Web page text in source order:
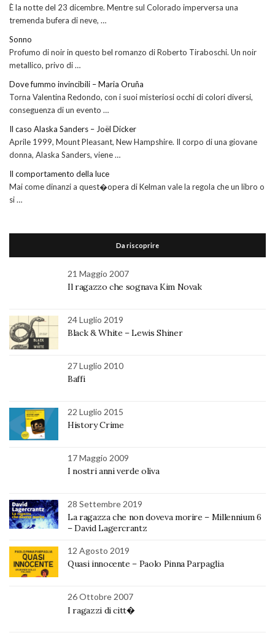
È la notte del 23 dicembre. Mentre sul Colorado imperversa una
tremenda bufera di neve, …
Sonno
Profumo di noir in questo bel romanzo di Roberto Tiraboschi. Un noir
metallico, privo di …
Dove fummo invincibili – Maria Oruña
Torna Valentina Redondo, con i suoi misteriosi occhi di colori diversi,
conseguenza di un evento …
Il caso Alaska Sanders – Joël Dicker
Aprile 1999, Mount Pleasant, New Hampshire. Il corpo di una giovane
donna, Alaska Sanders, viene …
Il comportamento della luce
Mai come dinanzi a quest�opera di Kelman vale la regola che un libro o
si …
Da riscoprire
21 Maggio 2007
Il ragazzo che sognava Kim Novak
24 Luglio 2019
Black & White – Lewis Shiner
27 Luglio 2010
Baffi
22 Luglio 2015
History Crime
17 Maggio 2009
I nostri anni verde oliva
28 Settembre 2019
La ragazza che non doveva morire – Millennium 6
– David Lagercrantz
12 Agosto 2019
Quasi innocente – Paolo Pinna Parpaglia
26 Ottobre 2007
I ragazzi di citt�